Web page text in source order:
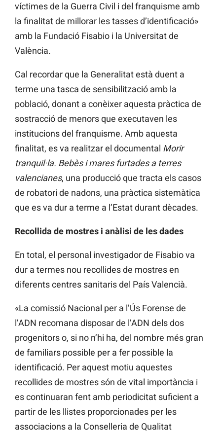
víctimes de la Guerra Civil i del franquisme amb
la finalitat de millorar les tasses d’identificació»
amb la Fundació Fisabio i la Universitat de
València.
Cal recordar que la Generalitat està duent a
terme una tasca de sensibilització amb la
població, donant a conèixer aquesta pràctica de
sostracció de menors que executaven les
institucions del franquisme. Amb aquesta
finalitat, es va realitzar el documental Morir
tranquil·la. Bebès i mares furtades a terres
valencianes, una producció que tracta els casos
de robatori de nadons, una pràctica sistemàtica
que es va dur a terme a l’Estat durant dècades.
Recollida de mostres i anàlisi de les dades
En total, el personal investigador de Fisabio va
dur a termes nou recollides de mostres en
diferents centres sanitaris del País Valencià.
«La comissió Nacional per a l’Ús Forense de
l’ADN recomana disposar de l’ADN dels dos
progenitors o, si no n’hi ha, del nombre més gran
de familiars possible per a fer possible la
identificació. Per aquest motiu aquestes
recollides de mostres són de vital importància i
es continuaran fent amb periodicitat suficient a
partir de les llistes proporcionades per les
associacions a la Conselleria de Qualitat